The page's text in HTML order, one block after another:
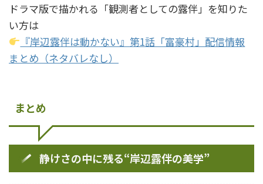
ドラマ版で描かれる「観測者としての露伴」を知りた
い方は
『岸辺露伴は動かない』第1話「富豪村」配信情報
まとめ（ネタバレなし）
まとめ
静けさの中に残る“岸辺露伴の美学”